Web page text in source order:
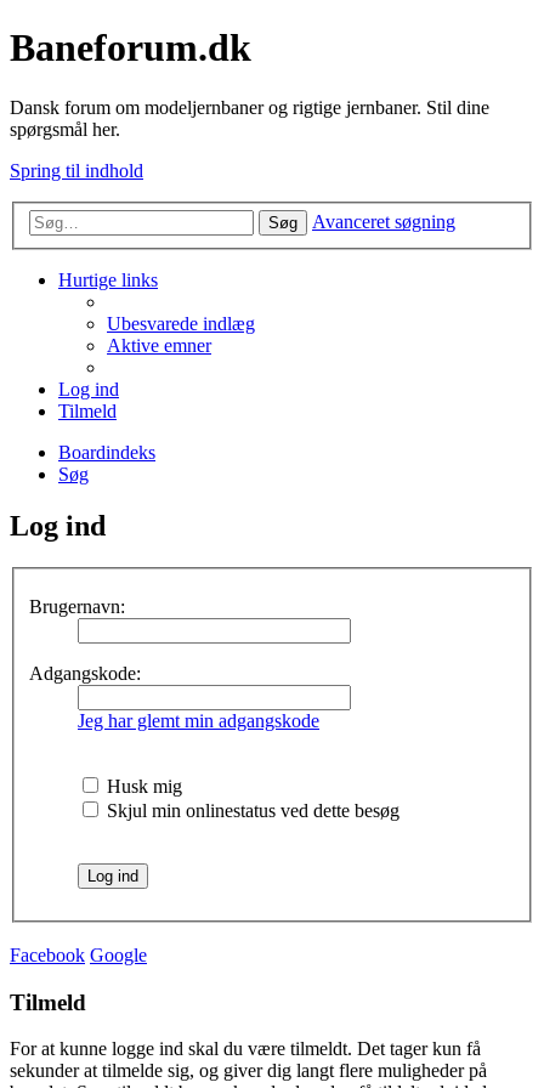
Baneforum.dk
Dansk forum om modeljernbaner og rigtige jernbaner. Stil dine
spørgsmål her.
Spring til indhold
Søg Avanceret søgning
Hurtige links
Ubesvarede indlæg
Aktive emner
Log ind
Tilmeld
Boardindeks
Søg
Log ind
Brugernavn:
Adgangskode:
Jeg har glemt min adgangskode
Husk mig
Skjul min onlinestatus ved dette besøg
Facebook Google
Tilmeld
For at kunne logge ind skal du være tilmeldt. Det tager kun få
sekunder at tilmelde sig, og giver dig langt flere muligheder på